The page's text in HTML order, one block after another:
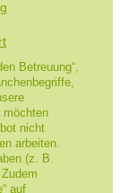
Betreuung“,
möchten
nicht
arbeiten.
(z. B.
auf